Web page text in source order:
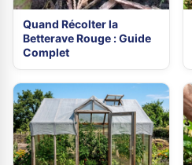
Quand Récolter la
Betterave Rouge : Guide
Complet